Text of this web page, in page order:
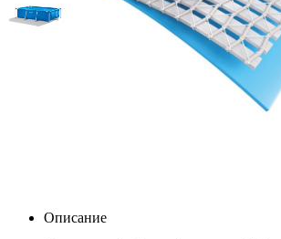
Бассейн каркасный
300х200х75см Intex
Описание